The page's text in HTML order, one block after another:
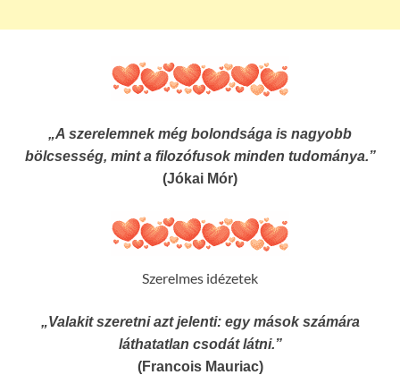
„A szerelemnek még bolondsága is nagyobb
bölcsesség, mint a filozófusok minden tudománya.”
(Jókai Mór)
Szerelmes idézetek
„Valakit szeretni azt jelenti: egy mások számára
láthatatlan csodát látni.”
(Francois Mauriac)